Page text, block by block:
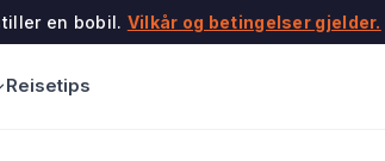
en bobil. Vilkår og betingelser gjelder.
Reisetips